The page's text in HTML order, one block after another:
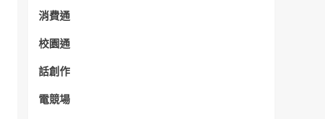
消費通
校園通
話創作
電競場